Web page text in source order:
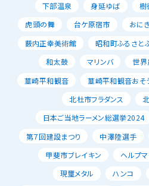
下部温泉
身延ゆば 樹
虎頭の舞
台ケ原宿市 おに
薮内正幸美術館
昭和町ふるさと
和太鼓
マリンバ
世界
韮崎平和観音
韮崎平和観音おそ
北杜市フラダンス
日本ご当地ラーメン総選挙2024
第７回建設まつり
中澤陸選手
甲斐市ブレイキン
ヘルプ
現璽メタル
ハンコ